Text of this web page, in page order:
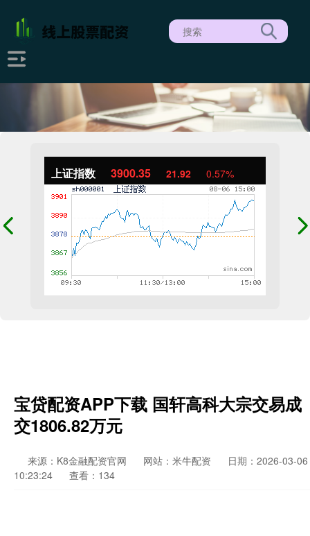
上证指数 3900.35 21.92 0.57%
宝贷配资APP下载 国轩高科大宗交易成
交1806.82万元
来源：K8金融配资官网 网站：米牛配资
日期：2026-03-06
10:23:24
查看：134